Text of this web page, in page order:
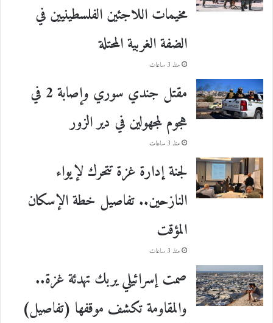
مخيمات اللاجئين الفلسطينيين في
الضفة الغربية المحتلة
منذ 3 ساعات
مقتل جندي سوري وإصابة 2 في
هجوم لمجهولين في دير الزور
منذ 3 ساعات
لجنة إدارة غزة تتحرك لإيواء
النازحين.. تفاصيل خطة الإسكان
المؤقت
منذ 3 ساعات
صمت إسرائيلي يربك تهدئة غزة..
والمقاومة تكشف موقفها (تفاصيل)